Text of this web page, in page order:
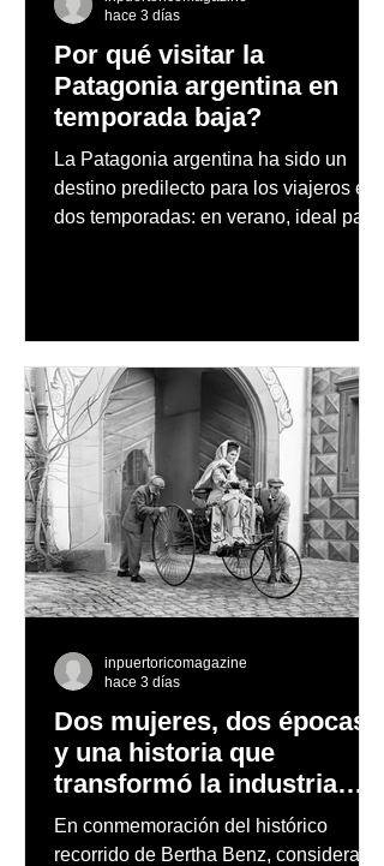
Por qué visitar la
Patagonia argentina en
temporada baja?
La Patagonia argentina ha sido un
destino predilecto para los viajeros en
dos temporadas: en verano, ideal para
nevados en las montañas
hace 3 días
Dos mujeres, dos épocas
y una historia que
transformó la industria
automotriz
En conmemoración del histórico
recorrido de Bertha Benz, considerado
inpuertoricomagazine
hace 3 días